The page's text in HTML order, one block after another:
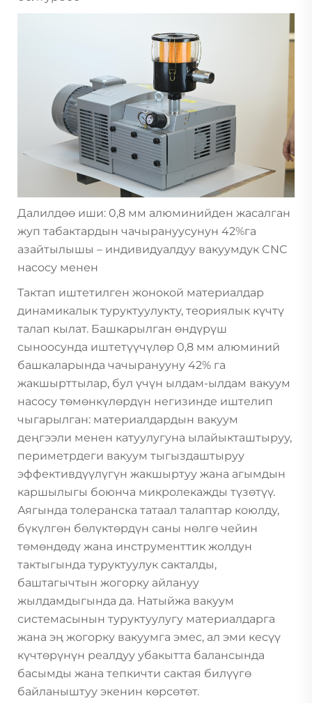
Далилдөө иши: 0,8 мм алюминийден жасалган
жуп табактардын чачырануусунун 42%га
азайтылышы – индивидуалдуу вакуумдук CNC
насосу менен
Тактап иштетилген жонокой материалдар
динамикалык туруктуулукту, теориялык күчтү
талап кылат. Башкарылган өндүрүш
сыноосунда иштетүүчүлөр 0,8 мм алюминий
башкаларында чачыранууну 42% га
жакшырттылар, бул үчүн ылдам-ылдам вакуум
насосу төмөнкүлөрдүн негизинде иштелип
чыгарылган: материалдардын вакуум
деңгээли менен катуулугуна ылайыкташтыруу,
периметрдеги вакуум тыгыздаштыруу
эффективдүүлүгүн жакшыртуу жана агымдын
каршылыгы боюнча микролекажды түзөтүү.
Аягында толеранска татаал талаптар коюлду,
бүкүлгөн бөлүктөрдүн саны нөлгө чейин
төмөндөдү жана инструменттик жолдун
тактыгында туруктуулук сакталды,
баштагычтын жогорку айлануу
жылдамдыгында да. Натыйжа вакуум
системасынын туруктуулугу материалдарга
жана эң жогорку вакуумга эмес, ал эми кесүү
күчтөрүнүн реалдуу убакытта балансында
басымды жана тепкичти сактая билүүгө
байланыштуу экенин көрсөтөт.